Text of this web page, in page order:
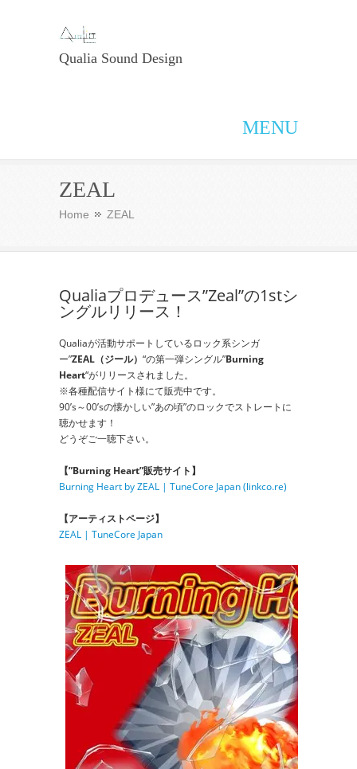
Qualia Sound Design
MENU
ZEAL
Home ZEAL
Qualiaプロデュース”Zeal”の1stシ
ングルリリース！
Qualiaが活動サポートしているロック系シンガ
ー”ZEAL（ジール） “の第一弾シングル”Burning
Heart“がリリースされました。
※各種配信サイト様にて販売中です。
90’s～00’sの懐かしい”あの頃”のロックでストレートに
聴かせます！
どうぞご一聴下さい。
【”Burning Heart”販売サイト】
Burning Heart by ZEAL | TuneCore Japan (linkco.re)
【アーティストページ】
ZEAL | TuneCore Japan